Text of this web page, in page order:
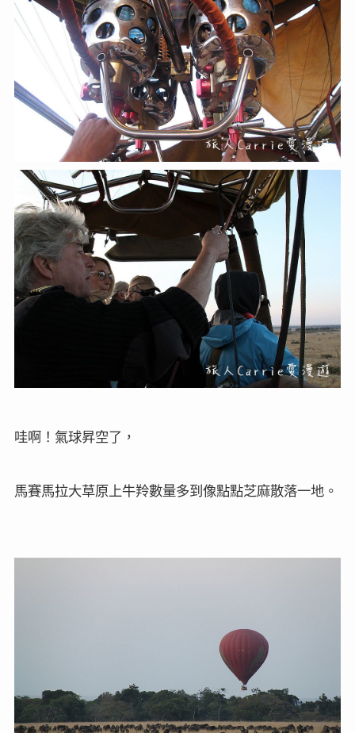
哇啊！氣球昇空了，
馬賽馬拉大草原上牛羚數量多到像點點芝麻散落一地。